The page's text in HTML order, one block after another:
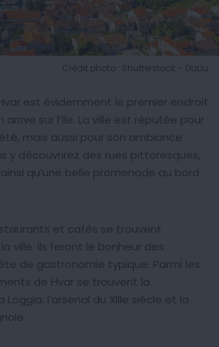
Crédit photo : Shutterstock – DaLiu
est évidemment le premier endroit
sur l’île. La ville est réputée pour
mais aussi pour son ambiance
y découvrirez des rues pittoresques,
qu’une belle promenade au bord
et cafés se trouvent
ville. Ils feront le bonheur des
de gastronomie typique. Parmi les
de Hvar se trouvent la
l’arsenal du XIIIe siècle et la